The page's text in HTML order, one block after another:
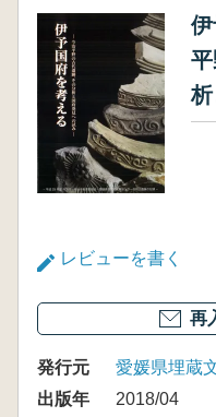
レビューを書く
再
発行元
愛媛県埋蔵
出版年
2018/04